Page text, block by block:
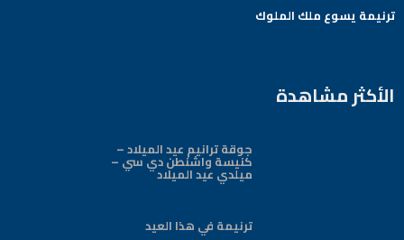
ترنيمة يسوع ملك الملوك
الأكثر مشاهدة
جوقة ترانيم عيد الميلاد –
كنيسة واشنطن دي سي –
ميلدي عيد الميلاد
ترنيمة في هذا العيد